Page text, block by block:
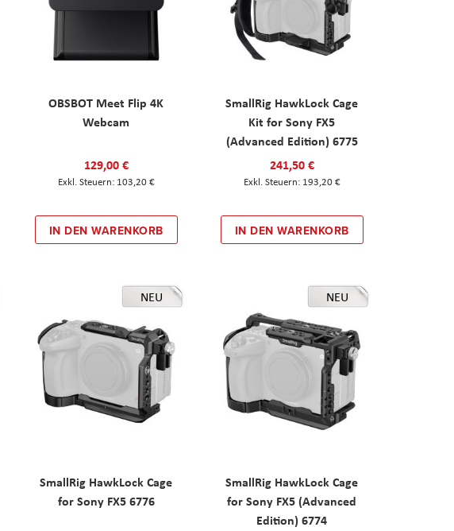
OBSBOT Meet Flip 4K
Webcam
129,00 €
103,20 €
IN DEN WARENKORB
SmallRig HawkLock Cage
Kit for Sony FX5
(Advanced Edition) 6775
241,50 €
193,20 €
IN DEN WARENKORB
NEU
SmallRig HawkLock Cage
for Sony FX5 6776
NEU
SmallRig HawkLock Cage
for Sony FX5 (Advanced
Edition) 6774